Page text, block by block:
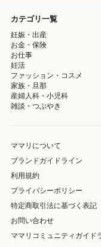
カテゴリ一覧
妊娠・出産
お金・保険
お仕事
妊活
ファッション・コスメ
家族・旦那
産婦人科・小児科
雑談・つぶやき
ママリについて
ブランドガイドライン
利用規約
プライバシーポリシー
特定商取引法に基づく表記
お問い合わせ
ママリコミュニティガイド